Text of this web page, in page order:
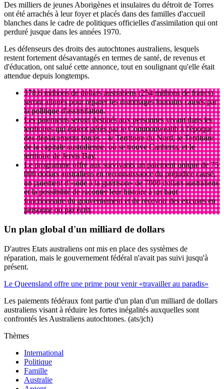
Des milliers de jeunes Aborigènes et insulaires du détroit de Torres
ont été arrachés à leur foyer et placés dans des familles d'accueil
blanches dans le cadre de politiques officielles d'assimilation qui ont
perduré jusque dans les années 1970.
Les défenseurs des droits des autochtones australiens, lesquels
restent fortement désavantagés en termes de santé, de revenus et
d'éducation, ont salué cette annonce, tout en soulignant qu'elle était
attendue depuis longtemps.
378,6 millions de dollars australiens (254 millions de francs)
seront alloués pour réparer les dommages humains causés par
la politique d'assimilation.
Les paiements seront destinés aux personnes vivant dans les
territoires qui étaient gérés par le Commonwealth à l'époque
des déplacements forcés – le Territoire du Nord, le Territoire
de la capitale australienne, où se trouve Canberra, et le
territoire de Jervis Bay.
Le programme offre aux survivants un paiement unique de 75
000 dollars australiens en reconnaissance du préjudice causé,
un paiement d'«aide à la guérison» de 7000 dollars australiens
et la possibilité de raconter leur histoire à un haut
fonctionnaire du gouvernement et de recevoir des excuses en
personne ou par écrit.
Un plan global d'un milliard de dollars
D'autres Etats australiens ont mis en place des systèmes de
réparation, mais le gouvernement fédéral n'avait pas suivi jusqu'à
présent.
Le Queensland offre une prime pour venir «travailler au paradis»
Les paiements fédéraux font partie d'un plan d'un milliard de dollars
australiens visant à réduire les fortes inégalités auxquelles sont
confrontés les Australiens autochtones. (ats/jch)
Thèmes
International
Politique
Famille
Australie